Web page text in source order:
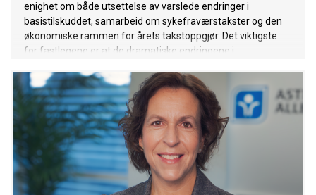
enighet om både utsettelse av varslede endringer i
basistilskuddet, samarbeid om sykefraværstakster og den
økonomiske rammen for årets takstoppgjør. Det viktigste
for fastlegene er at de dramatiske endringene i